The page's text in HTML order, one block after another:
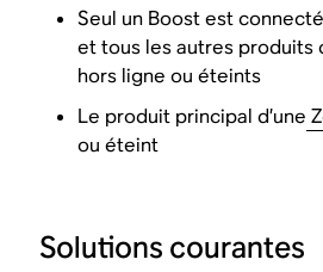
Seul un Boost est
et tous les autres produits
hors ligne ou éteints
Le produit principal d’une
ou éteint
Solutions courantes